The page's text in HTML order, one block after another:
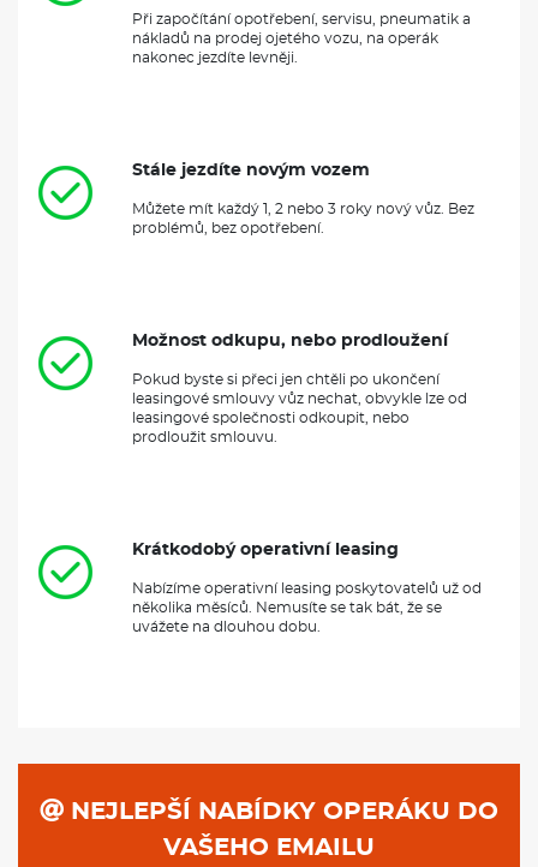
Při započítání opotřebení, servisu, pneumatik a
nákladů na prodej ojetého vozu, na operák
nakonec jezdíte levněji.
Stále jezdíte novým vozem
Můžete mít každý 1, 2 nebo 3 roky nový vůz. Bez
problémů, bez opotřebení.
Možnost odkupu, nebo prodloužení
Pokud byste si přeci jen chtěli po ukončení
leasingové smlouvy vůz nechat, obvykle lze od
leasingové společnosti odkoupit, nebo
prodloužit smlouvu.
Krátkodobý operativní leasing
Nabízíme operativní leasing poskytovatelů už od
několika měsíců. Nemusíte se tak bát, že se
uvážete na dlouhou dobu.
NEJLEPŠÍ NABÍDKY OPERÁKU DO
VAŠEHO EMAILU